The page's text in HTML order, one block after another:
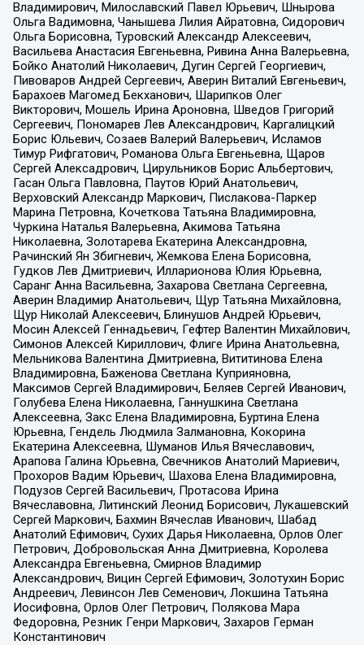
Владимирович, Милославский Павел Юрьевич, Шнырова
Ольга Вадимовна, Чанышева Лилия Айратовна, Сидорович
Ольга Борисовна, Туровский Александр Алексеевич,
Васильева Анастасия Евгеньевна, Ривина Анна Валерьевна,
Бойко Анатолий Николаевич, Дугин Сергей Георгиевич,
Пивоваров Андрей Сергеевич, Аверин Виталий Евгеньевич,
Барахоев Магомед Бекханович, Шарипков Олег
Викторович, Мошель Ирина Ароновна, Шведов Григорий
Сергеевич, Пономарев Лев Александрович, Каргалицкий
Борис Юльевич, Созаев Валерий Валерьевич, Исламов
Тимур Рифгатович, Романова Ольга Евгеньевна, Щаров
Сергей Алексадрович, Цирульников Борис Альбертович,
Гасан Ольга Павловна, Паутов Юрий Анатольевич,
Верховский Александр Маркович, Пислакова-Паркер
Марина Петровна, Кочеткова Татьяна Владимировна,
Чуркина Наталья Валерьевна, Акимова Татьяна
Николаевна, Золотарева Екатерина Александровна,
Рачинский Ян Збигневич, Жемкова Елена Борисовна,
Гудков Лев Дмитриевич, Илларионова Юлия Юрьевна,
Саранг Анна Васильевна, Захарова Светлана Сергеевна,
Аверин Владимир Анатольевич, Щур Татьяна Михайловна,
Щур Николай Алексеевич, Блинушов Андрей Юрьевич,
Мосин Алексей Геннадьевич, Гефтер Валентин Михайлович,
Симонов Алексей Кириллович, Флиге Ирина Анатольевна,
Мельникова Валентина Дмитриевна, Вититинова Елена
Владимировна, Баженова Светлана Куприяновна,
Максимов Сергей Владимирович, Беляев Сергей Иванович,
Голубева Елена Николаевна, Ганнушкина Светлана
Алексеевна, Закс Елена Владимировна, Буртина Елена
Юрьевна, Гендель Людмила Залмановна, Кокорина
Екатерина Алексеевна, Шуманов Илья Вячеславович,
Арапова Галина Юрьевна, Свечников Анатолий Мариевич,
Прохоров Вадим Юрьевич, Шахова Елена Владимировна,
Подузов Сергей Васильевич, Протасова Ирина
Вячеславовна, Литинский Леонид Борисович, Лукашевский
Сергей Маркович, Бахмин Вячеслав Иванович, Шабад
Анатолий Ефимович, Сухих Дарья Николаевна, Орлов Олег
Петрович, Добровольская Анна Дмитриевна, Королева
Александра Евгеньевна, Смирнов Владимир
Александрович, Вицин Сергей Ефимович, Золотухин Борис
Андреевич, Левинсон Лев Семенович, Локшина Татьяна
Иосифовна, Орлов Олег Петрович, Полякова Мара
Федоровна, Резник Генри Маркович, Захаров Герман
Константинович